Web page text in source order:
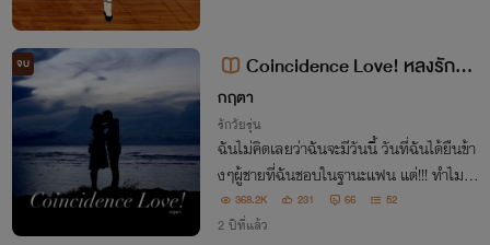
จบ
Coincidence Love! หลงรักหม
ดใจ ยัยแม่มด (เฌอลีน + รันเวย์) อ่า
นฟรี!!!! จบติดเหรียญ
กฤตา
รักวัยรุ่น
ฉันไม่คิดเลยว่าฉันจะมีวันนี้ วันที่ฉันได้ยืนข้า
งๆผู้ชายที่ฉันชอบในฐานะแฟน แต่!!! ทำไมทุ
กอย่างมันไม่ง่ายเลยนะ พระเจ้าช่วยใจดีกับฉั
นหน่อยไม่ได้เหรอ
368.2K 231 66 52
2 ปีที่แล้ว